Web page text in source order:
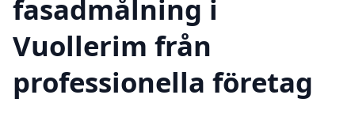
fasadmålning i
Vuollerim från
professionella företag